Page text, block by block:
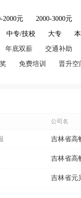
2000元 2000-3000元
中专/技校 大专
年底双薪 交通补助
免费培训 晋升空
公司名
吉林省高
吉林省高
吉林省元